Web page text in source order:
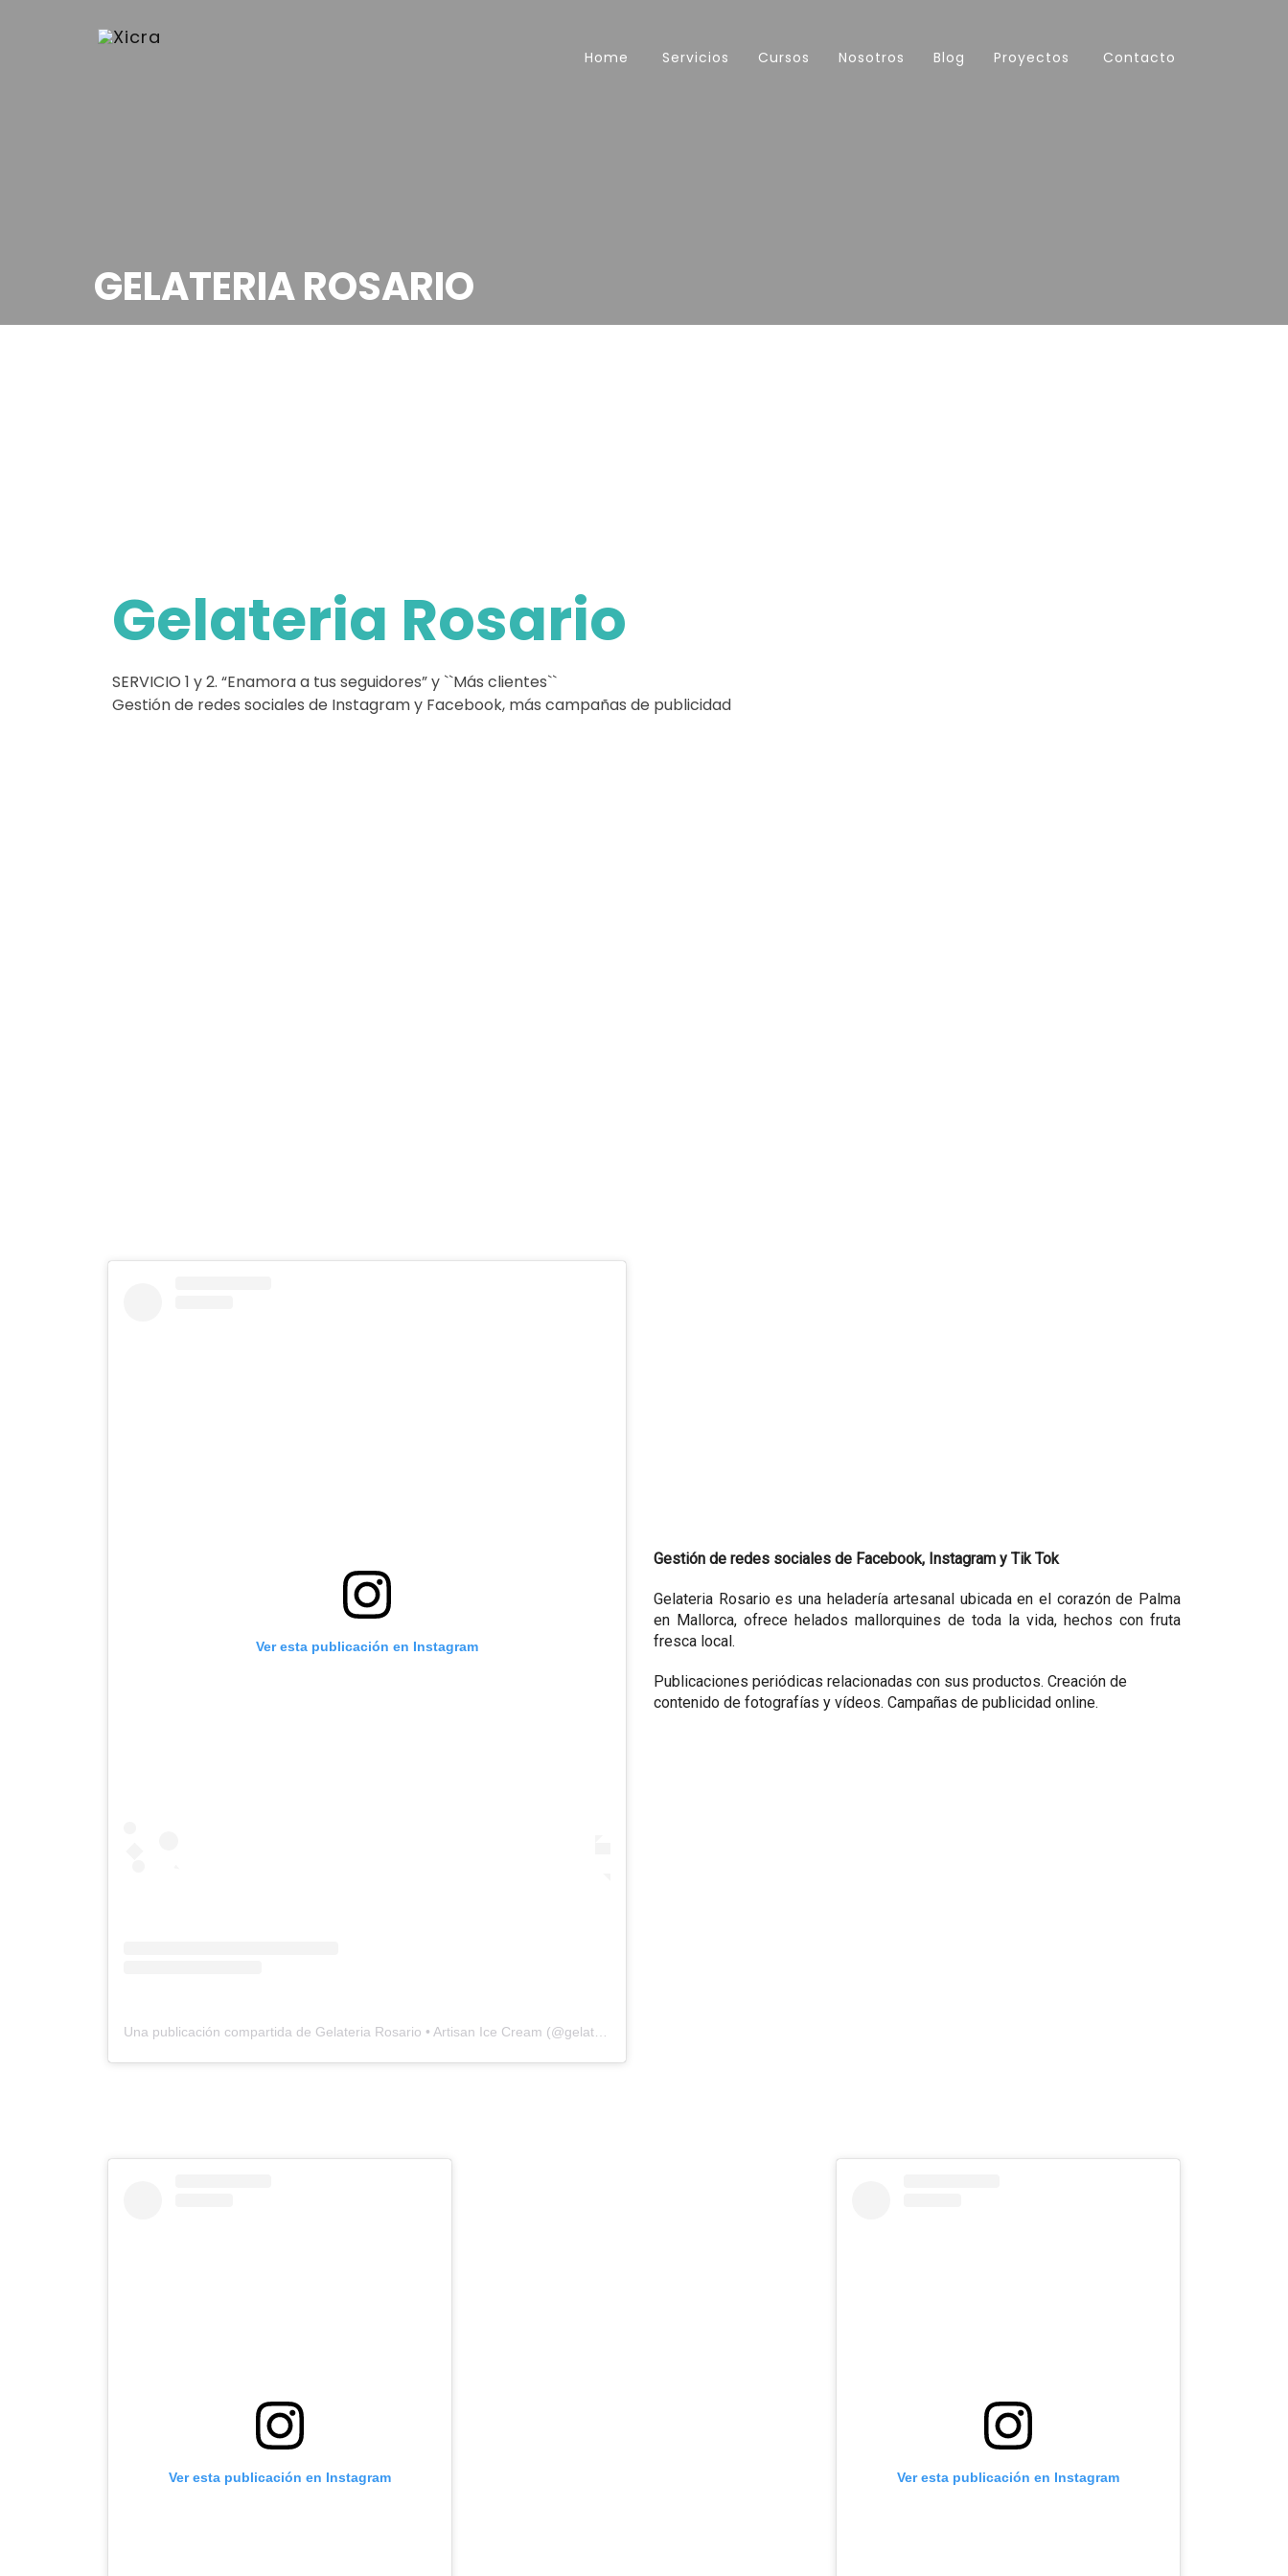
Home Servicios Cursos Nosotros Blog Proyectos Contacto
GELATERIA ROSARIO
Gelateria Rosario
SERVICIO 1 y 2. “Enamora a tus seguidores” y ``Más clientes``
Gestión de redes sociales de Instagram y Facebook, más campañas de publicidad
Ver esta publicación en Instagram
Gestión de redes sociales de Facebook, Instagram y Tik Tok
Gelateria Rosario es una heladería artesanal ubicada en el corazón de Palma
en Mallorca, ofrece helados mallorquines de toda la vida, hechos con fruta
fresca local.
Publicaciones periódicas relacionadas con sus productos. Creación de
contenido de fotografías y vídeos. Campañas de publicidad online.
Ver esta publicación en Instagram Ver esta publicación en Instagram